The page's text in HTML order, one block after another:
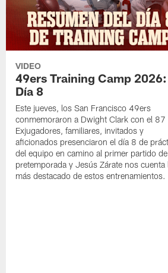
VIDEO
49ers Training Camp 2026:
Día 8
Este jueves, los San Francisco 49ers
conmemoraron a Dwight Clark con el 87
Exjugadores, familiares, invitados y
aficionados presenciaron el día 8 de
del equipo en camino al primer partido de
pretemporada y Jesús Zárate nos cuenta
más destacado de estos entrenamientos.